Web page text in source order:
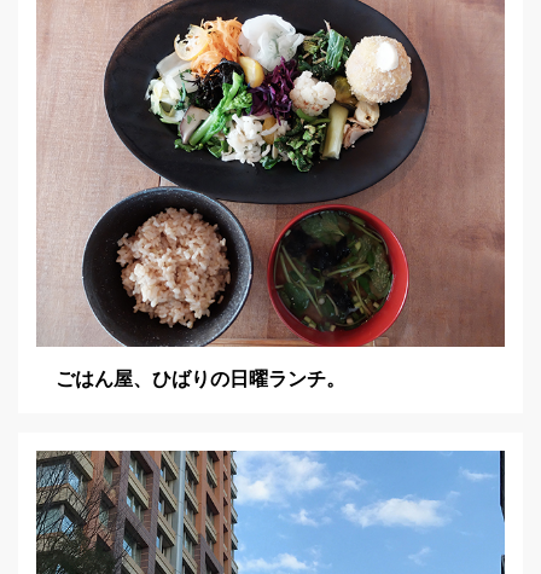
ョ
ン
ごはん屋、ひばりの日曜ランチ。